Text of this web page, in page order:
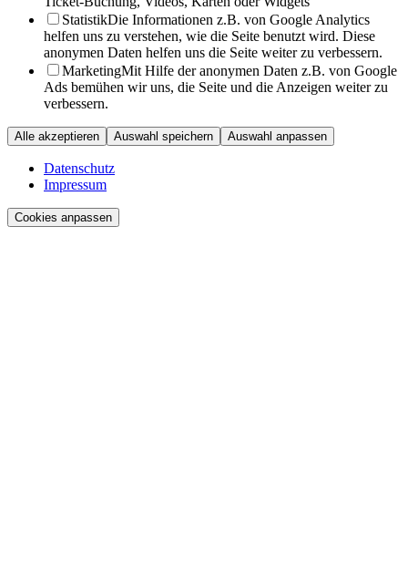
StatistikDie Informationen z.B. von Google Analytics
helfen uns zu verstehen, wie die Seite benutzt wird. Diese
anonymen Daten helfen uns die Seite weiter zu verbessern.
MarketingMit Hilfe der anonymen Daten z.B. von Google
Ads bemühen wir uns, die Seite und die Anzeigen weiter zu
verbessern.
Alle akzeptieren Auswahl speichern Auswahl anpassen
Datenschutz
Impressum
Cookies anpassen